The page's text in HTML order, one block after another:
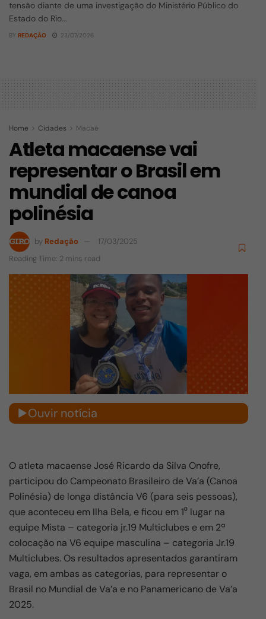
tensão diante de uma investigação do Ministério Público do
Estado do Rio...
BY REDAÇÃO 23/07/2026
Home Cidades Macaé
Atleta macaense vai
representar o Brasil em
mundial de canoa
polinésia
by Redação
17/03/2025
Reading Time: 2 mins read
Ouvir notícia
O atleta macaense José Ricardo da Silva Onofre,
participou do Campeonato Brasileiro de Va’a (Canoa
Polinésia) de longa distância V6 (para seis pessoas),
que aconteceu em Ilha Bela, e ficou em 1⁰ lugar na
equipe Mista – categoria jr.19 Multiclubes e em 2ª
colocação na V6 equipe masculina – categoria Jr.19
Multiclubes. Os resultados apresentados garantiram
vaga, em ambas as categorias, para representar o
Brasil no Mundial de Va’a e no Panamericano de Va’a
2025.